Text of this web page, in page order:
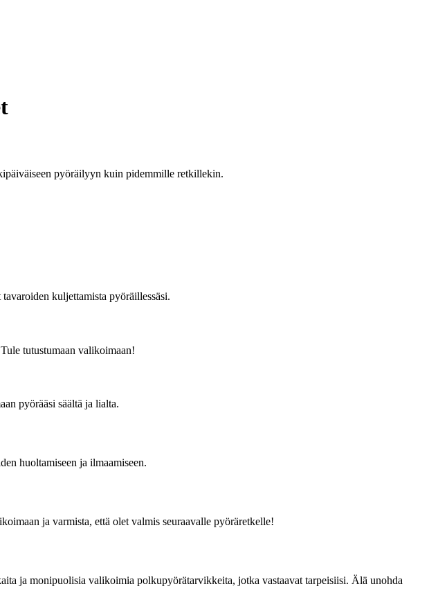
pyöräilyyn kuin pidemmille retkillekin.
kuljettamista pyöräillessäsi.
tutustumaan valikoimaan!
pyörääsi säältä ja lialta.
huoltamiseen ja ilmaamiseen.
ja varmista, että olet valmis seuraavalle pyöräretkelle!
ja monipuolisia valikoimia polkupyörätarvikkeita, jotka vastaavat tarpeisiisi. Älä unohda